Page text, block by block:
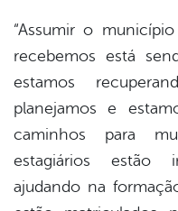
“Assumir o
recebemos está
estamos
planejamos e
caminhos para
estagiários estão
ajudando na